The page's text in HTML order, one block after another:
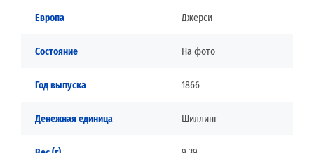
Европа Джерси
Состояние На фото
Год выпуска 1866
Денежная единица Шиллинг